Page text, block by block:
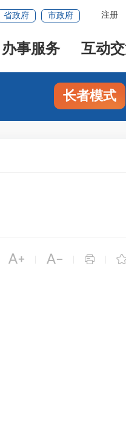
注册
省政府 市政府
办事服务 互动
长者模式
  